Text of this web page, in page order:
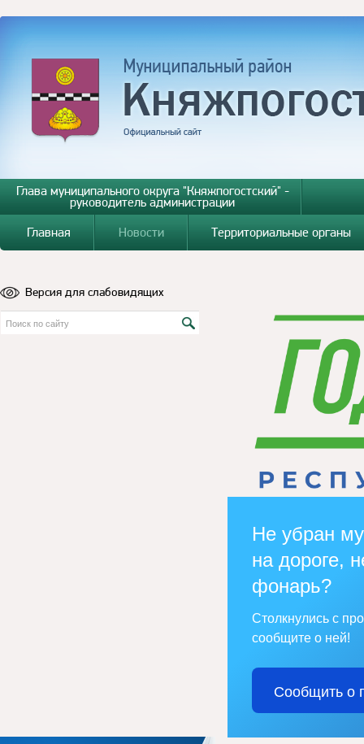
Глава муниципального округа "Княжпогостский" -
руководитель администрации
Главная
Новости Территориальные органы
Версия для слабовидящих
Не убран
на дороге,
фонарь?
Столкнулись с
сообщите о ней!
Сообщить о